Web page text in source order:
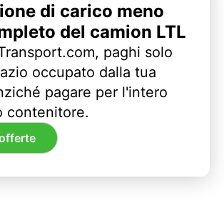
di carico meno
del camion LTL
paghi solo
occupato dalla tua
pagare per l'intero
contenitore.